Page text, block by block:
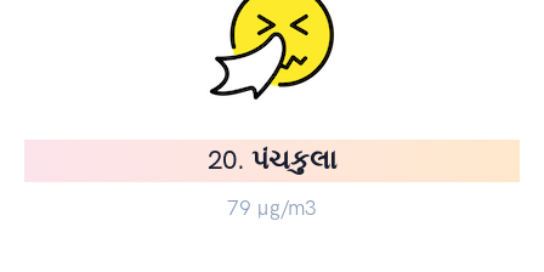
20. પંચકુલા
79 µg/m3